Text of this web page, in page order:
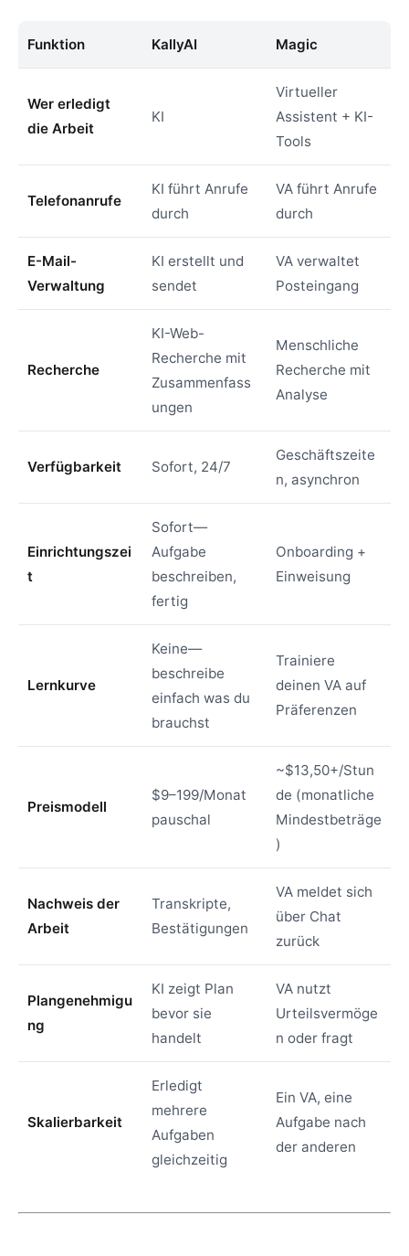
Funktion KallyAI Magic
Wer erledigt
die Arbeit
KI
Virtueller
Assistent + KI-
Tools
Telefonanrufe
KI führt Anrufe
durch
VA führt Anrufe
durch
E-Mail-
Verwaltung
KI erstellt und
sendet
VA verwaltet
Posteingang
Recherche
KI-Web-
Recherche mit
Zusammenfass
ungen
Menschliche
Recherche mit
Analyse
Verfügbarkeit Sofort, 24/7
Geschäftszeite
n, asynchron
Einrichtungszei
t
Sofort—
Aufgabe
beschreiben,
fertig
Onboarding +
Einweisung
Lernkurve
Keine—
beschreibe
einfach was du
brauchst
Trainiere
deinen VA auf
Präferenzen
Preismodell
$9–199/Monat
pauschal
~$13,50+/Stun
de (monatliche
Mindestbeträge
)
Nachweis der
Arbeit
Transkripte,
Bestätigungen
VA meldet sich
über Chat
zurück
Plangenehmigu
ng
KI zeigt Plan
bevor sie
handelt
VA nutzt
Urteilsvermöge
n oder fragt
Skalierbarkeit
Erledigt
mehrere
Aufgaben
gleichzeitig
Ein VA, eine
Aufgabe nach
der anderen